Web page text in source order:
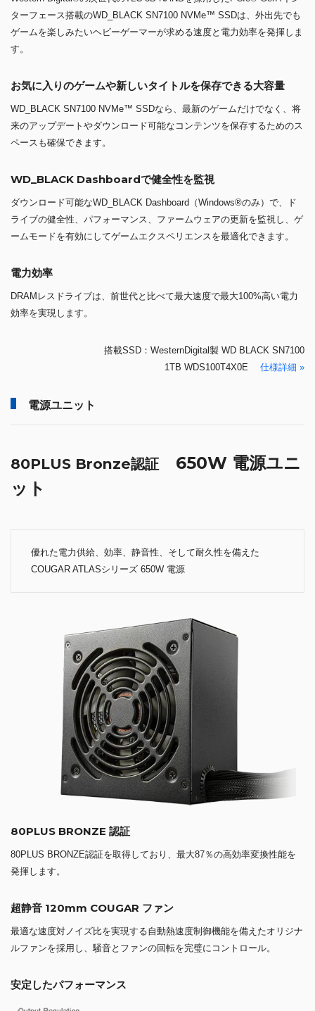
ターフェース搭載のWD_BLACK SN7100 NVMe™ SSDは、外出先でも
ゲームを楽しみたいヘビーゲーマーが求める速度と電力効率を発揮しま
す。
お気に入りのゲームや新しいタイトルを保存できる大容量
WD_BLACK SN7100 NVMe™ SSDなら、最新のゲームだけでなく、将
来のアップデートやダウンロード可能なコンテンツを保存するためのス
ペースも確保できます。
WD_BLACK Dashboardで健全性を監視
ダウンロード可能なWD_BLACK Dashboard（Windows®のみ）で、ド
ライブの健全性、パフォーマンス、ファームウェアの更新を監視し、ゲ
ームモードを有効にしてゲームエクスペリエンスを最適化できます。
電力効率
DRAMレスドライブは、前世代と比べて最大速度で最大100%高い電力
効率を実現します。
搭載SSD：WesternDigital製 WD BLACK SN7100
1TB WDS100T4X0E 仕様詳細 »
電源ユニット
80PLUS Bronze認証 650W 電源ユニ
ット
優れた電力供給、効率、静音性、そして耐久性を備えた
COUGAR ATLASシリーズ 650W 電源
80PLUS BRONZE 認証
80PLUS BRONZE認証を取得しており、最大87％の高効率変換性能を
発揮します。
超静音 120mm COUGAR ファン
最適な速度対ノイズ比を実現する自動熱速度制御機能を備えたオリジナ
ルファンを採用し、騒音とファンの回転を完璧にコントロール。
安定したパフォーマンス